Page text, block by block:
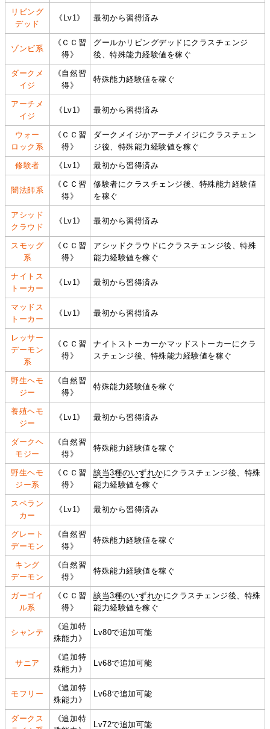
リビング
デッド
《Lv1》 最初から習得済み
ゾンビ系
《ＣＣ習
得》
グールかリビングデッドにクラスチェンジ
後、特殊能力経験値を稼ぐ
ダークメ
イジ
《自然習
得》
特殊能力経験値を稼ぐ
アーチメ
イジ
《Lv1》 最初から習得済み
ウォー
ロック系
《ＣＣ習
得》
ダークメイジかアーチメイジにクラスチェン
ジ後、特殊能力経験値を稼ぐ
修験者 《Lv1》 最初から習得済み
闇法師系
《ＣＣ習
得》
修験者にクラスチェンジ後、特殊能力経験値
を稼ぐ
アシッド
クラウド
《Lv1》 最初から習得済み
スモッグ
系
《ＣＣ習
得》
アシッドクラウドにクラスチェンジ後、特殊
能力経験値を稼ぐ
ナイトス
トーカー
《Lv1》 最初から習得済み
マッドス
トーカー
《Lv1》 最初から習得済み
レッサー
デーモン
系
《ＣＣ習
得》
ナイトストーカーかマッドストーカーにクラ
スチェンジ後、特殊能力経験値を稼ぐ
野生ヘモ
ジー
《自然習
得》
特殊能力経験値を稼ぐ
養殖ヘモ
ジー
《Lv1》 最初から習得済み
ダークヘ
モジー
《自然習
得》
特殊能力経験値を稼ぐ
野生ヘモ
ジー系
《ＣＣ習
得》
該当3種のいずれかにクラスチェンジ後、特殊
能力経験値を稼ぐ
スペラン
カー
《Lv1》 最初から習得済み
グレート
デーモン
《自然習
得》
特殊能力経験値を稼ぐ
キング
デーモン
《自然習
得》
特殊能力経験値を稼ぐ
ガーゴイ
ル系
《ＣＣ習
得》
該当3種のいずれかにクラスチェンジ後、特殊
能力経験値を稼ぐ
シャンテ
《追加特
殊能力》
Lv80で追加可能
サニア
《追加特
殊能力》
Lv68で追加可能
モフリー
《追加特
殊能力》
Lv68で追加可能
ダークス
《追加特
Lv72で追加可能